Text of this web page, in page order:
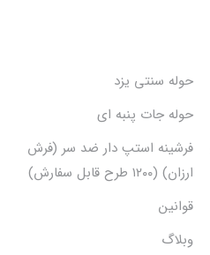
حوله سنتی یزد
حوله جات پنبه ای
فرشینه استپ دار ضد سر (فرش
ارزان) (۱۲۰۰ طرح قابل سفارش)
قوانین
وبلاگ